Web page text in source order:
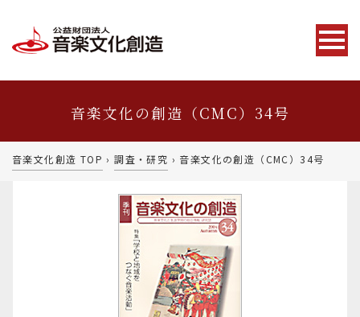
音楽文化の創造（CMC）34号
音楽文化創造 TOP ›調査・研究 › 音楽文化の創造（CMC）34号